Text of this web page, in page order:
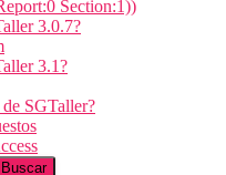
Section:1))
3.0.7?
3.1?
SGTaller?